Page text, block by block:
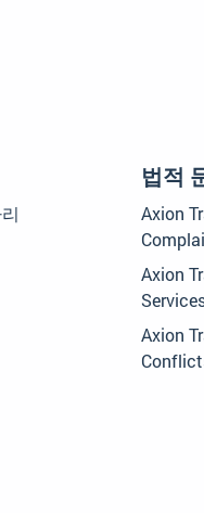
법적
Axion
Axion
Axion